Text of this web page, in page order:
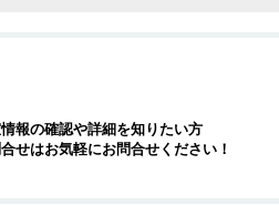
報の確認や詳細を知りたい方
せはお気軽にお問合せください！